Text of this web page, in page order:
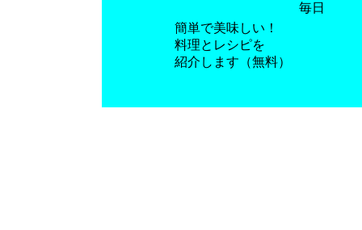
毎日
簡単で美味しい！
料理とレシピを
紹介します（無料）